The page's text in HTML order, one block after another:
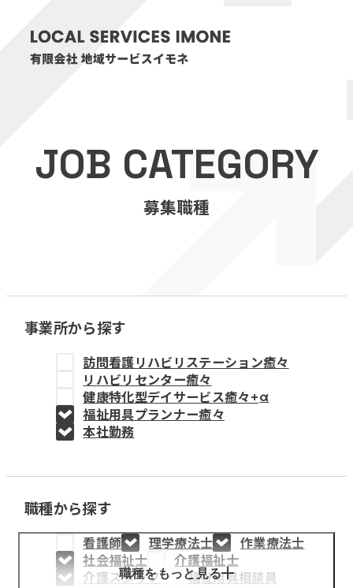
医療・介護事業
訪問看護リハビリステーション癒々
福祉用具プランナー癒々
教育事業
姫路中央こども園
姫路中央保育園
採用情報
医療・介護事業
募集職種
JOB CATEGORY
募集職種
事業所から探す
訪問看護リハビリステーション癒々
リハビリセンター癒々
健康特化型デイサービス癒々+α
福祉用具プランナー癒々
本社勤務
職種から探す
看護師 理学療法士
作業療法士
社会福祉士
介護福祉士
介護スタッフ
福祉用具相談員
職種をもっと見る